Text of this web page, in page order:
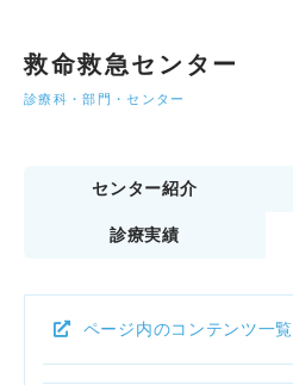
救命救急センター
診療科・部門・センター
センター紹介
診療実績
ページ内のコンテンツ一覧